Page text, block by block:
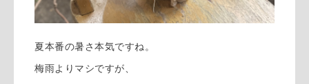
夏本番の暑さ本気ですね。
梅雨よりマシですが、